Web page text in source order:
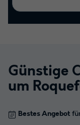
Günstige
um
Bestes Angebot